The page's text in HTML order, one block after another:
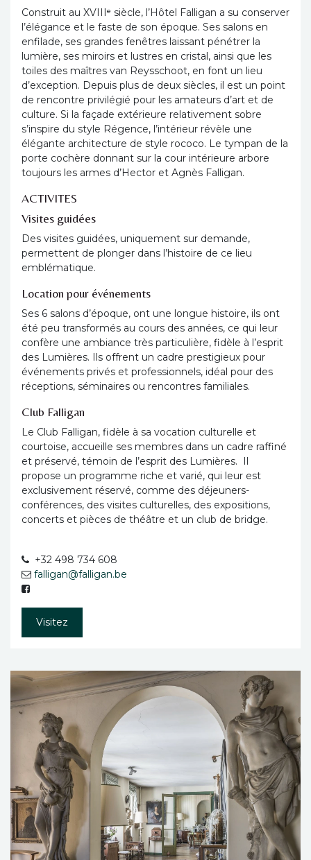
Construit au XVIIIᵉ siècle, l’Hôtel Falligan a su conserver
l’élégance et le faste de son époque. Ses salons en
enfilade, ses grandes fenêtres laissant pénétrer la
lumière, ses miroirs et lustres en cristal, ainsi que les
toiles des maîtres van Reysschoot, en font un lieu
d’exception. Depuis plus de deux siècles, il est un point
de rencontre privilégié pour les amateurs d’art et de
culture. Si la façade extérieure relativement sobre
s’inspire du style Régence, l’intérieur révèle une
élégante architecture de style rococo. Le tympan de la
porte cochère donnant sur la cour intérieure arbore
toujours les armes d’Hector et Agnès Falligan.
ACTIVITES
Visites guidées
Des visites guidées, uniquement sur demande,
permettent de plonger dans l’histoire de ce lieu
emblématique.
Location pour événements
Ses 6 salons d’époque, ont une longue histoire, ils ont
été peu transformés au cours des années, ce qui leur
confère une ambiance très particulière, fidèle à l’esprit
des Lumières. Ils offrent un cadre prestigieux pour
événements privés et professionnels, idéal pour des
réceptions, séminaires ou rencontres familiales.
Club Falligan
Le Club Falligan, fidèle à sa vocation culturelle et
courtoise, accueille ses membres dans un cadre raffiné
et préservé, témoin de l’esprit des Lumières. Il
propose un programme riche et varié, qui leur est
exclusivement réservé, comme des déjeuners-
conférences, des visites culturelles, des expositions,
concerts et pièces de théâtre et un club de bridge.
+32 498 734 608
falligan@falligan.be
Visitez